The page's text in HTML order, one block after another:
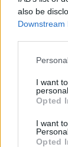
also be
Downstream
I want
Opted
I want
Opted
ΣΧΕΤΙΚΆ